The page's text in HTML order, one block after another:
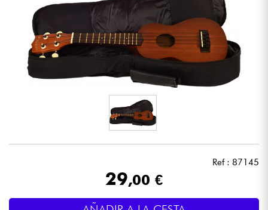
Auriculares
Ref : 87145
29,00 €